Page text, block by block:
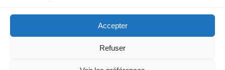
Accepter
Refuser
Explorez nos bonnes adresses
Contact